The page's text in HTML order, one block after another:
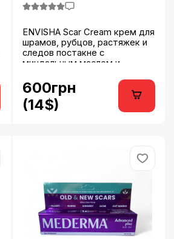
ENVISHA Scar Cream крем для
шрамов, рубцов, растяжек и
следов постакне с
миндальным маслом и
600грн
(14$)